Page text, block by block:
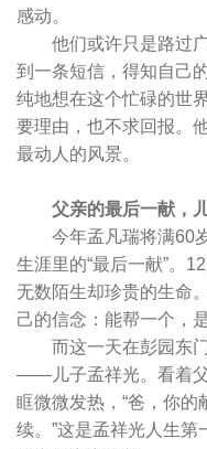
感动。
他们或许只是路过广
到一条短信，得知自己
纯地想在这个忙碌的世
要理由，也不求回报。
最动人的风景。
父亲的最后一献，
今年孟凡瑞将满60岁
生涯里的“最后一献”。
无数陌生却珍贵的生命
己的信念：能帮一个，
而这一天在彭园东门
——儿子孟祥光。看着
眶微微发热，“爸，你
续。”这是孟祥光人生